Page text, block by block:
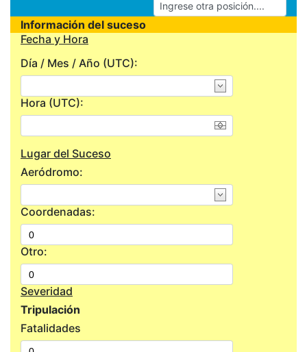
Información del suceso
Fecha y Hora
Día / Mes / Año (UTC):
Hora (UTC):
Lugar del Suceso
Aeródromo:
Coordenadas:
Otro:
Severidad
Tripulación
Fatalidades